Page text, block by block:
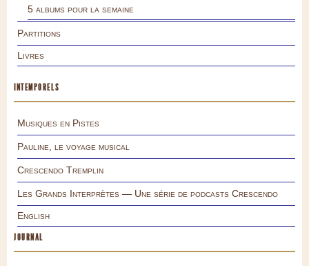
5 albums pour la semaine
Partitions
Livres
INTEMPORELS
Musiques en Pistes
Pauline, le voyage musical
Crescendo Tremplin
Les Grands Interprètes — Une série de podcasts Crescendo
English
JOURNAL